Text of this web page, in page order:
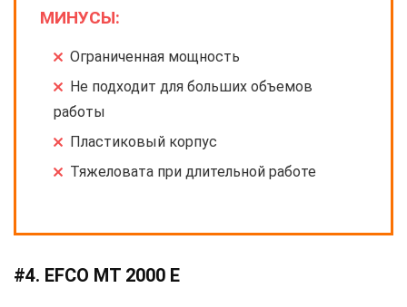
МИНУСЫ:
Ограниченная мощность
Не подходит для больших объемов
работы
Пластиковый корпус
Тяжеловата при длительной работе
#4. EFCO MT 2000 E